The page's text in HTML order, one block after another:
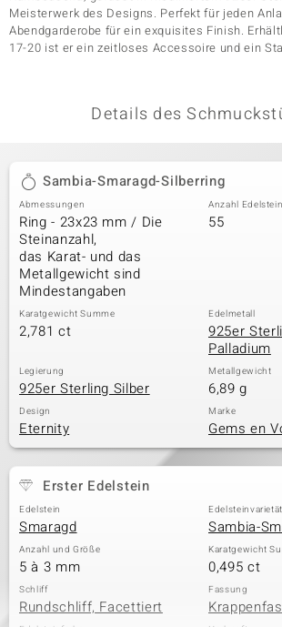
Meisterwerk des Designs. Perfekt für jeden
Abendgarderobe für ein exquisites Finish.
17-20 ist er ein zeitloses Accessoire und ein
Details des
Sambia-Smaragd-Silberring
Abmessungen
Ring - 23x23 mm / Die
Steinanzahl,
das Karat- und das
Metallgewicht sind
Mindestangaben
Anzahl
55
Karatgewicht Summe
2,781 ct
Edelmetall
925er
Palladium
Legierung
925er Sterling Silber
Metallgewicht
6,89 g
Design
Eternity
Marke
Gems en
Erster Edelstein
Edelstein
Smaragd
Edelsteinvarietät
Sambia-
Anzahl und Größe
5 à 3 mm
Karatgewicht
0,495 ct
Schliff
Rundschliff, Facettiert
Fassung